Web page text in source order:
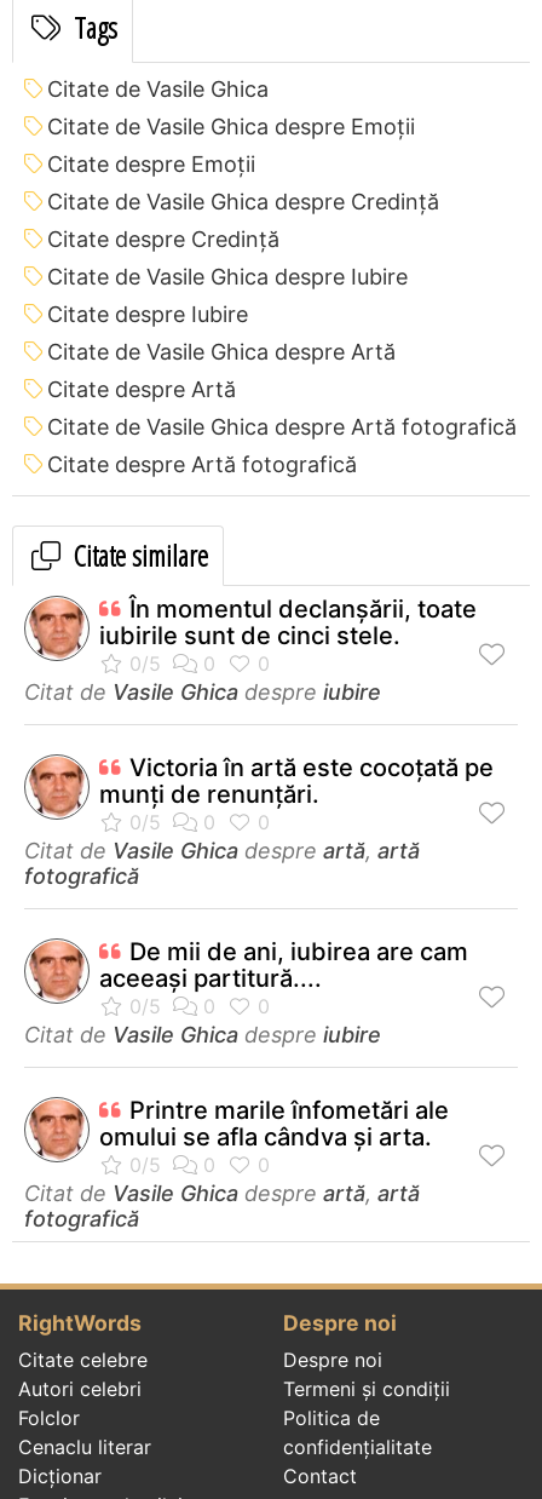
Tags
Citate de Vasile Ghica
Citate de Vasile Ghica despre Emoții
Citate despre Emoții
Citate de Vasile Ghica despre Credință
Citate despre Credință
Citate de Vasile Ghica despre Iubire
Citate despre Iubire
Citate de Vasile Ghica despre Artă
Citate despre Artă
Citate de Vasile Ghica despre Artă fotografică
Citate despre Artă fotografică
Citate similare
În momentul declanşării, toate
iubirile sunt de cinci stele.
Citat de Vasile Ghica despre iubire
Victoria în artă este cocoțată pe
munți de renunțări.
Citat de Vasile Ghica despre artă, artă
fotografică
De mii de ani, iubirea are cam
aceeași partitură....
Citat de Vasile Ghica despre iubire
Printre marile înfometări ale
omului se afla cândva şi arta.
Citat de Vasile Ghica despre artă, artă
fotografică
RightWords
Citate celebre
Autori celebri
Folclor
Cenaclu literar
Dicționar
Despre noi
Despre noi
Termeni și condiții
Politica de
confidenţialitate
Contact